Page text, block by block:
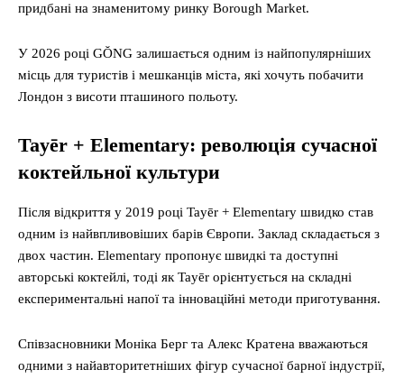
придбані на знаменитому ринку Borough Market.
У 2026 році GŎNG залишається одним із найпопулярніших
місць для туристів і мешканців міста, які хочуть побачити
Лондон з висоти пташиного польоту.
Tayēr + Elementary: революція сучасної
коктейльної культури
Після відкриття у 2019 році Tayēr + Elementary швидко став
одним із найвпливовіших барів Європи. Заклад складається з
двох частин. Elementary пропонує швидкі та доступні
авторські коктейлі, тоді як Tayēr орієнтується на складні
експериментальні напої та інноваційні методи приготування.
Співзасновники Моніка Берг та Алекс Кратена вважаються
одними з найавторитетніших фігур сучасної барної індустрії,